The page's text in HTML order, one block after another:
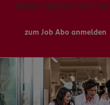
Stellenangebote via E-Mail.
zum Job Abo anmelden